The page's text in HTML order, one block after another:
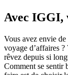
Avec IGGI,
Vous avez envie
voyage d’affaires
rêvez depuis si
Comment se sentir